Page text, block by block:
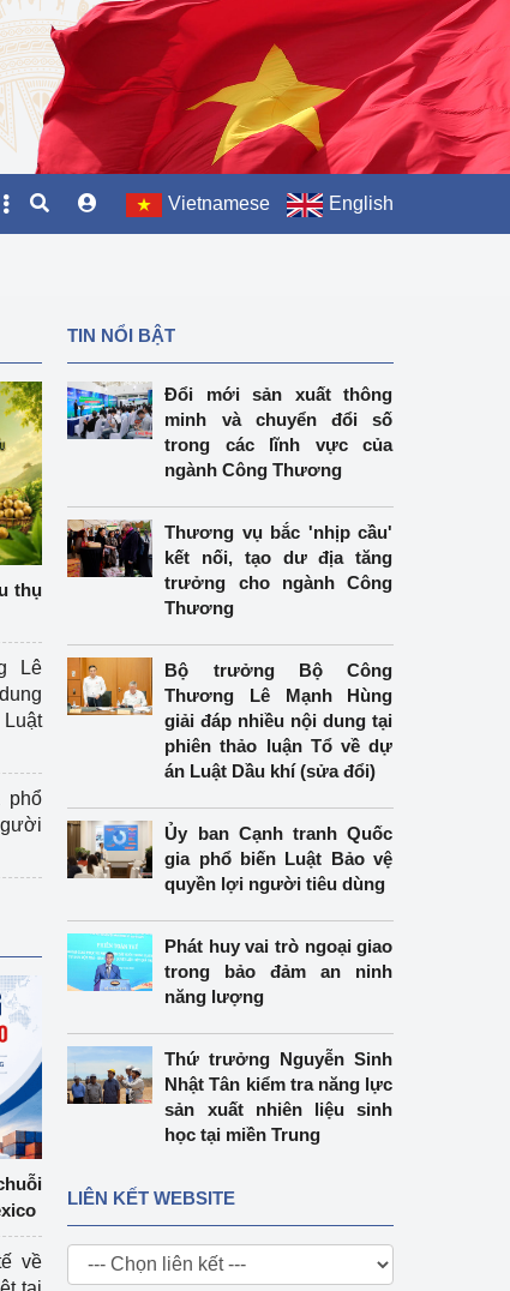
Vietnamese English
thụ
Lê
Luật
phổ
về
TIN NỔI BẬT
Đổi mới sản xuất thông
minh và chuyển đổi số
trong các lĩnh vực của
ngành Công Thương
Thương vụ bắc 'nhịp cầu'
kết nối, tạo dư địa tăng
trưởng cho ngành Công
Thương
Bộ trưởng Bộ Công
Thương Lê Mạnh Hùng
giải đáp nhiều nội dung tại
phiên thảo luận Tổ về dự
án Luật Dầu khí (sửa đổi)
Ủy ban Cạnh tranh Quốc
gia phổ biến Luật Bảo vệ
quyền lợi người tiêu dùng
Phát huy vai trò ngoại giao
trong bảo đảm an ninh
năng lượng
Thứ trưởng Nguyễn Sinh
Nhật Tân kiểm tra năng lực
sản xuất nhiên liệu sinh
học tại miền Trung
LIÊN KẾT WEBSITE